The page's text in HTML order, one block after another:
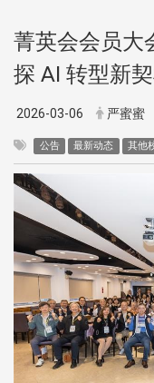
菁英会会员大
探 AI 转型新
2026-03-06 严蜜蜜
公告 最新动态 其他